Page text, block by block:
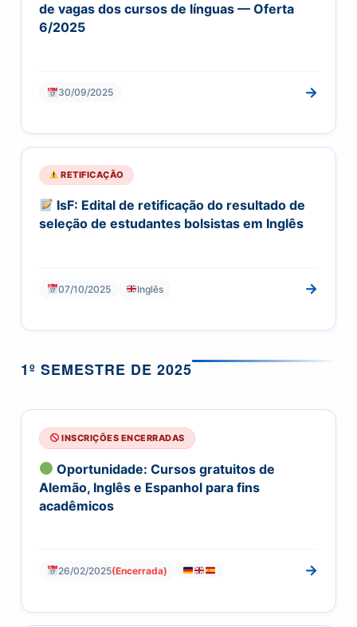
de vagas dos cursos de línguas — Oferta
6/2025
30/09/2025 →
RETIFICAÇÃO
IsF: Edital de retificação do resultado de
seleção de estudantes bolsistas em Inglês
07/10/2025 Inglês →
1º SEMESTRE DE 2025
INSCRIÇÕES ENCERRADAS
Oportunidade: Cursos gratuitos de
Alemão, Inglês e Espanhol para fins
acadêmicos
26/02/2025(Encerrada) →